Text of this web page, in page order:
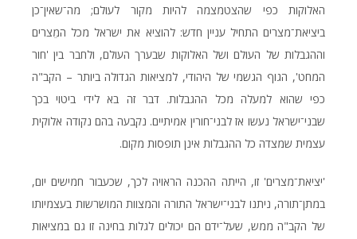
האלוקות כפי שהצטמצמה להיות מקור לעולם; מה־שאין־כן
ביציאת־מצרים התחיל עניין חדש: להוציא את ישראל מכל המֵצרים
וההגבלות של העולם ושל האלוקות שבערך העולם, ולחבר בין 'חור
המחט', הגוף הגשמי של היהודי, למציאות הגדולה ביותר – הקב"ה
כפי שהוא למעלה מכל ההגבלות. דבר זה בא לידי ביטוי בכך
שבני־ישראל נעשו אז לבני־חורין אמיתיים. נקבעה בהם נקודה אלוקית
עצמית שמצדה כל ההגבלות אינן תופסות מקום.
'יציאת־מצרים' זו, הייתה ההכנה הראויה לכך, שכעבור חמישים יום,
במתן־תורה, ניתנו לבני־ישראל התורה והמצוות המושרשות בעצמיותו
של הקב"ה ממש, שעל־ידם הם יכולים לגלות בחינה זו גם במציאות